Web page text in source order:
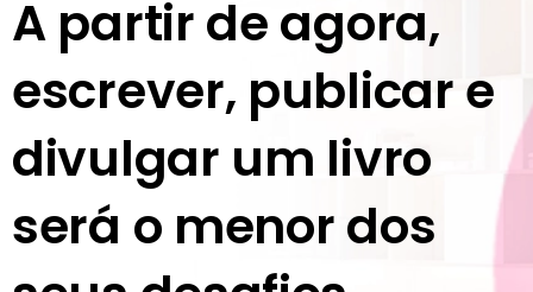
A partir de agora,
escrever, publicar e
divulgar um livro
será o menor dos